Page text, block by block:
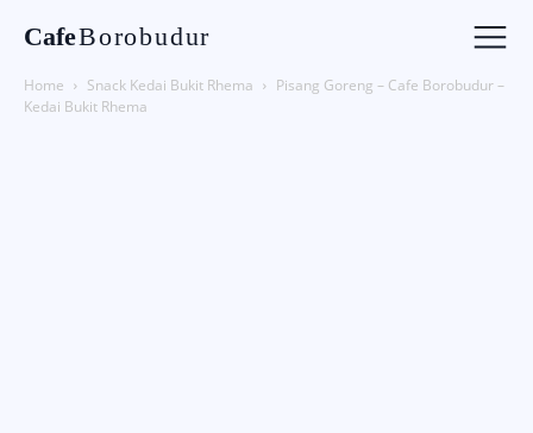
CafeBorobudur
Home Snack Kedai Bukit Rhema
Pisang Goreng – Cafe Borobudur –
Kedai Bukit Rhema